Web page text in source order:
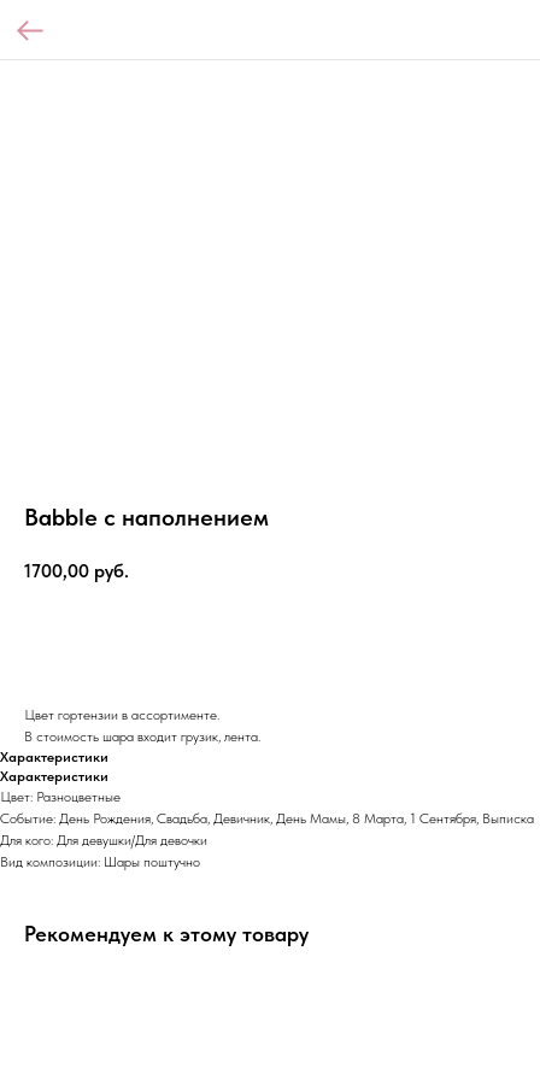
Babble с наполнением
1700,00 руб.
Цвет гортензии в ассортименте.
В стоимость шара входит грузик, лента.
Характеристики
Характеристики
Цвет: Разноцветные
Событие: День Рождения, Свадьба, Девичник, День Мамы, 8 Марта, 1 Сентября, Выписка
Для кого: Для девушки/Для девочки
Вид композиции: Шары поштучно
Рекомендуем к этому товару